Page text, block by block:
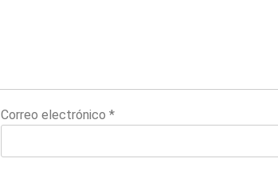
Correo electrónico *